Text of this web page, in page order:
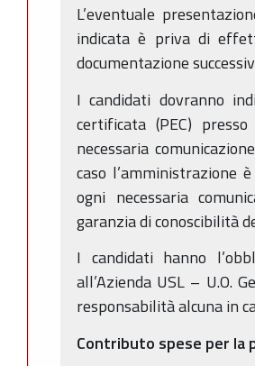
L’eventuale
indicata è priva di
documentazione
I candidati dovranno
certificata (PEC)
necessaria
caso l’amministrazione
ogni necessaria
garanzia di conoscibilità
I candidati hanno
all’Azienda USL – U.O.
responsabilità alcuna in
Contributo spese per la